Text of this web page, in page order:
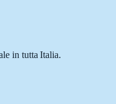
in tutta Italia.